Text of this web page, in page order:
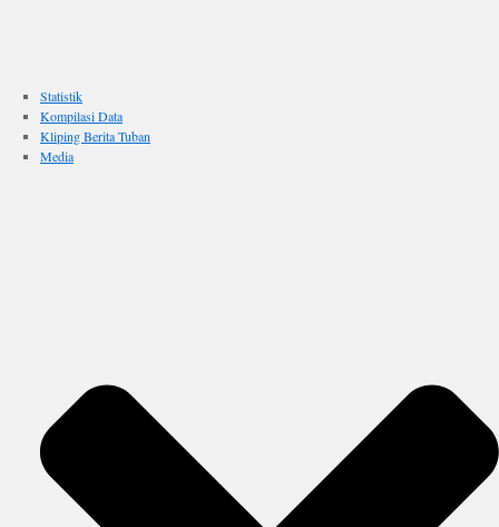
Statistik
Kompilasi Data
Kliping Berita Tuban
Media